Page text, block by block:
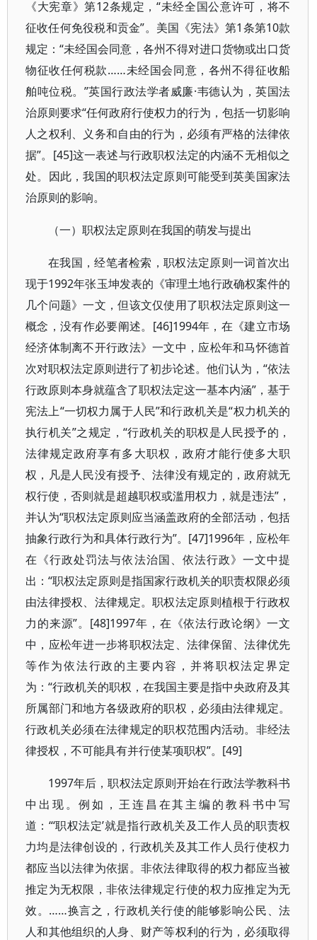
《大宪章》第12条规定，“未经全国公意许可，将不
征收任何免役税和贡金”。美国《宪法》第1条第10款
规定：“未经国会同意，各州不得对进口货物或出口货
物征收任何税款……未经国会同意，各州不得征收船
舶吨位税。”英国行政法学者威廉·韦德认为，英国法
治原则要求“任何政府行使权力的行为，包括一切影响
人之权利、义务和自由的行为，必须有严格的法律依
据”。[45]这一表述与行政职权法定的内涵不无相似之
处。因此，我国的职权法定原则可能受到英美国家法
治原则的影响。
（一）职权法定原则在我国的萌发与提出
在我国，经笔者检索，职权法定原则一词首次出
现于1992年张玉坤发表的《审理土地行政确权案件的
几个问题》一文，但该文仅使用了职权法定原则这一
概念，没有作必要阐述。[46]1994年，在《建立市场
经济体制离不开行政法》一文中，应松年和马怀德首
次对职权法定原则进行了初步论述。他们认为，“依法
行政原则本身就蕴含了职权法定这一基本内涵”，基于
宪法上“一切权力属于人民”和行政机关是“权力机关的
执行机关”之规定，“行政机关的职权是人民授予的，
法律规定政府享有多大职权，政府才能行使多大职
权，凡是人民没有授予、法律没有规定的，政府就无
权行使，否则就是超越职权或滥用权力，就是违法”，
并认为“职权法定原则应当涵盖政府的全部活动，包括
抽象行政行为和具体行政行为”。[47]1996年，应松年
在《行政处罚法与依法治国、依法行政》一文中提
出：“职权法定原则是指国家行政机关的职责权限必须
由法律授权、法律规定。职权法定原则植根于行政权
力的来源”。[48]1997年，在《依法行政论纲》一文
中，应松年进一步将职权法定、法律保留、法律优先
等作为依法行政的主要内容，并将职权法定界定
为：“行政机关的职权，在我国主要是指中央政府及其
所属部门和地方各级政府的职权，必须由法律规定。
行政机关必须在法律规定的职权范围内活动。非经法
律授权，不可能具有并行使某项职权”。[49]
1997年后，职权法定原则开始在行政法学教科书
中出现。例如，王连昌在其主编的教科书中写
道：“‘职权法定’就是指行政机关及工作人员的职责权
力均是法律创设的，行政机关及其工作人员行使权力
都应当以法律为依据。非依法律取得的权力都应当被
推定为无权限，非依法律规定行使的权力应推定为无
效。……换言之，行政机关行使的能够影响公民、法
人和其他组织的人身、财产等权利的行为，必须取得